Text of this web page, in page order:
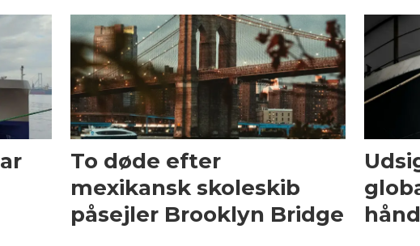
To døde efter
mexikansk skoleskib
påsejler Brooklyn Bridge